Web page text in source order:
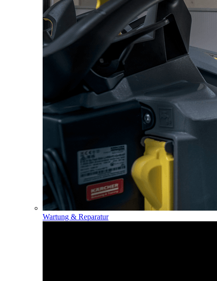
Wartung & Reparatur